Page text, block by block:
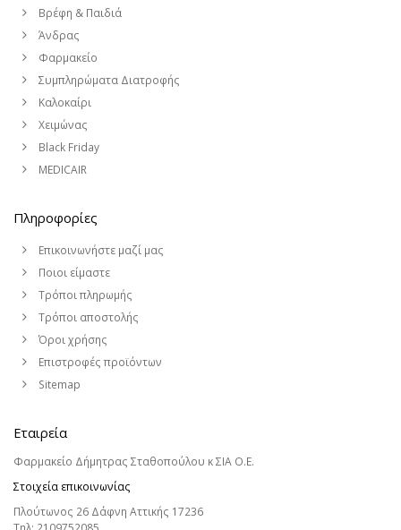
Βρέφη & Παιδιά
Άνδρας
Φαρμακείο
Συμπληρώματα Διατροφής
Καλοκαίρι
Χειμώνας
Black Friday
MEDICAIR
Πληροφορίες
Επικοινωνήστε μαζί μας
Ποιοι είμαστε
Τρόποι πληρωμής
Τρόποι αποστολής
Όροι χρήσης
Επιστροφές προϊόντων
Sitemap
Εταιρεία
Φαρμακείο Δήμητρας Σταθοπούλου κ ΣΙΑ Ο.Ε.
Στοιχεία επικοινωνίας
Πλούτωνος 26 Δάφνη Αττικής 17236